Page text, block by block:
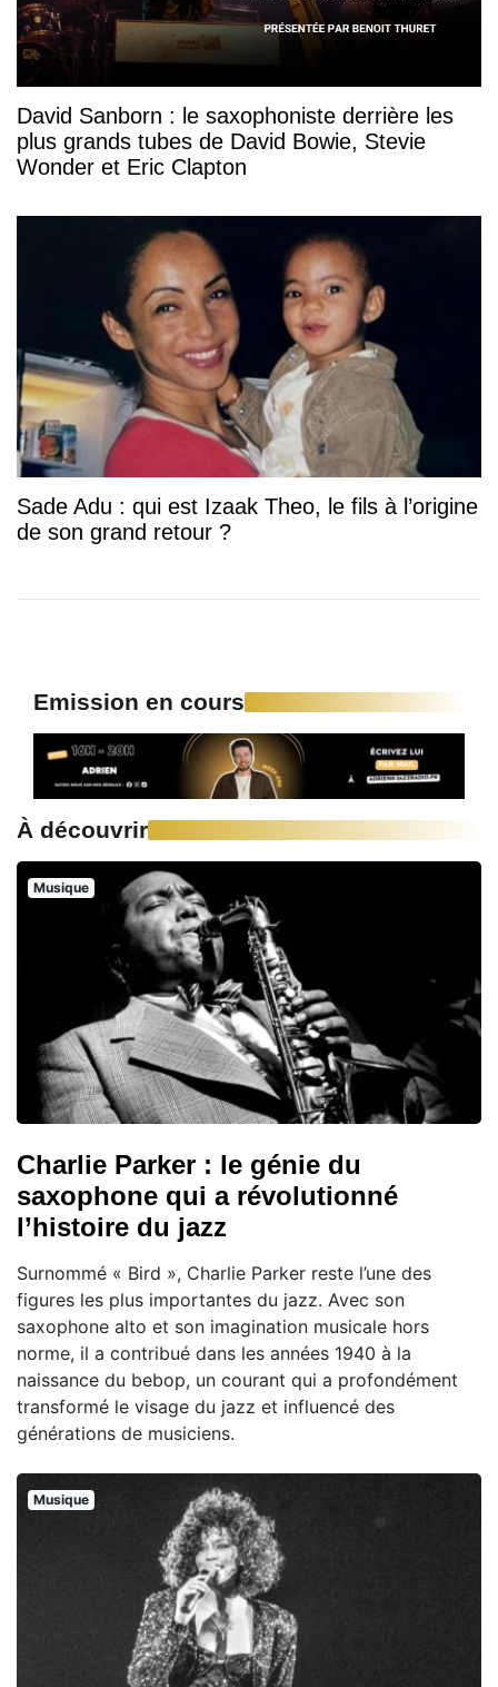
David Sanborn : le saxophoniste derrière les
plus grands tubes de David Bowie, Stevie
Wonder et Eric Clapton
Sade Adu : qui est Izaak Theo, le fils à l’origine
de son grand retour ?
Emission en cours
À découvrir
Musique
Charlie Parker : le génie du
saxophone qui a révolutionné
l’histoire du jazz
Surnommé « Bird », Charlie Parker reste l’une des
figures les plus importantes du jazz. Avec son
saxophone alto et son imagination musicale hors
norme, il a contribué dans les années 1940 à la
naissance du bebop, un courant qui a profondément
transformé le visage du jazz et influencé des
générations de musiciens.
Musique